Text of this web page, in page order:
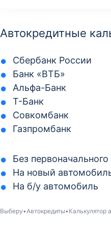
Автокредитные
Сбербанк России
Банк «ВТБ»
Альфа-Банк
Т-Банк
Совкомбанк
Газпромбанк
Без первоначального
На новый
На б/у автомобиль
Выберу Автокредиты Калькулятор